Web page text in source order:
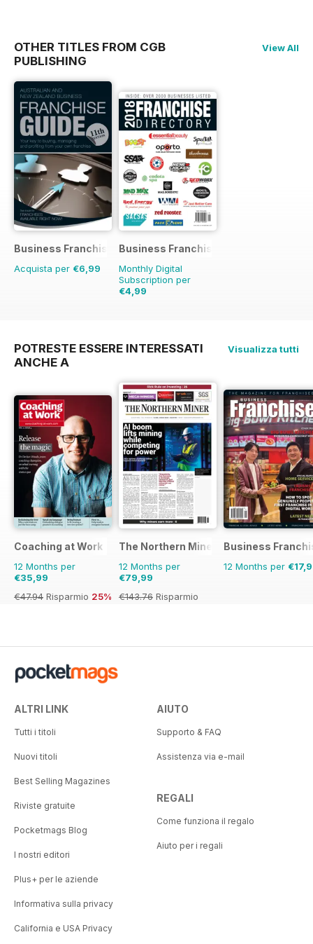
OTHER TITLES FROM CGB
PUBLISHING
View All
Business Franchise Guide
Acquista per €6,99
Business Franchise Directory
Monthly Digital
Subscription per
€4,99
POTRESTE ESSERE INTERESSATI
ANCHE A
Visualizza tutti
Coaching at Work
12 Months per
€35,99
€47.94 Risparmio 25%
The Northern Miner
12 Months per
€79,99
€143.76 Risparmio
Business
12 Months per
ALTRI LINK
Tutti i titoli
Nuovi titoli
Best Selling Magazines
Riviste gratuite
Pocketmags Blog
I nostri editori
Plus+ per le aziende
Informativa sulla privacy
California e USA Privacy
AIUTO
Supporto & FAQ
Assistenza via e-mail
REGALI
Come funziona il regalo
Aiuto per i regali